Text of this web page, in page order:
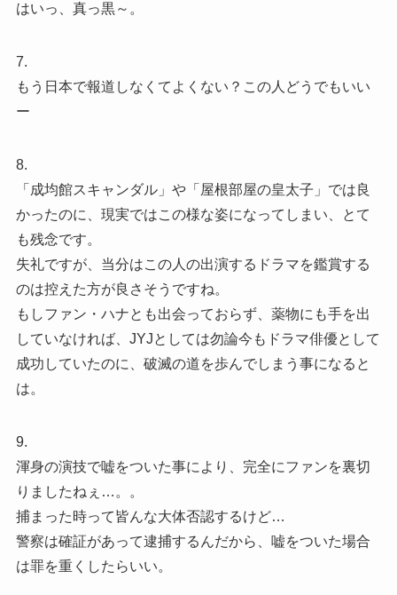
はいっ、真っ黒～。
7.
もう日本で報道しなくてよくない？この人どうでもいい
ー
8.
「成均館スキャンダル」や「屋根部屋の皇太子」では良
かったのに、現実ではこの様な姿になってしまい、とて
も残念です。
失礼ですが、当分はこの人の出演するドラマを鑑賞する
のは控えた方が良さそうですね。
もしファン・ハナとも出会っておらず、薬物にも手を出
していなければ、JYJとしては勿論今もドラマ俳優として
成功していたのに、破滅の道を歩んでしまう事になると
は。
9.
渾身の演技で嘘をついた事により、完全にファンを裏切
りましたねぇ…。。
捕まった時って皆んな大体否認するけど…
警察は確証があって逮捕するんだから、嘘をついた場合
は罪を重くしたらいい。